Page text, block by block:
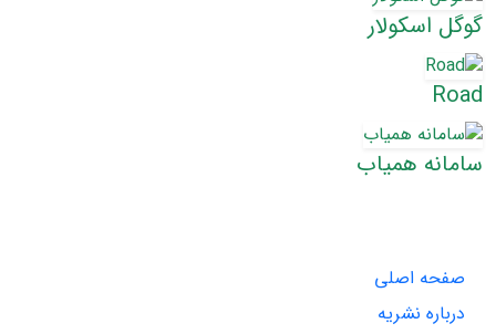
گوگل اسکولار
Road
سامانه همیاب
صفحه اصلی
درباره نشریه